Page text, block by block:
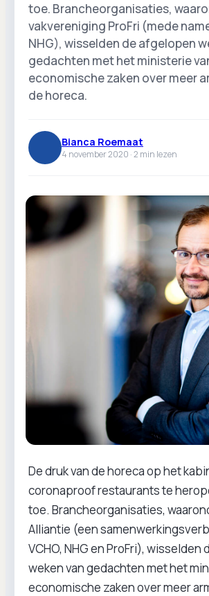
toe. Brancheorganisaties,
vakvereniging ProFri (mede
NHG), wisselden de afgelopen
gedachten met het ministerie
economische zaken over meer
de horeca.
Bianca Roemaat
4 november 2020 ·2 min lezen
De druk van de horeca op het
coronaproof restaurants te
toe. Brancheorganisaties,
Alliantie (een
VCHO, NHG en ProFri), wisselden
weken van gedachten met het
economische zaken over meer